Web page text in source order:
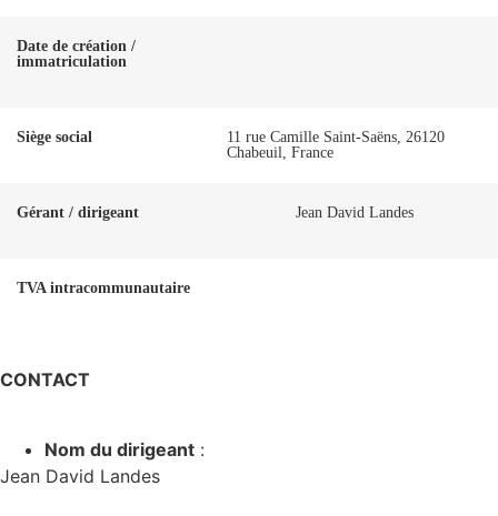
Date de création /
immatriculation
Siège social
11 rue Camille Saint-Saëns, 26120
Chabeuil, France
Gérant / dirigeant Jean David Landes
TVA intracommunautaire
CONTACT
Nom du dirigeant :
Jean David Landes